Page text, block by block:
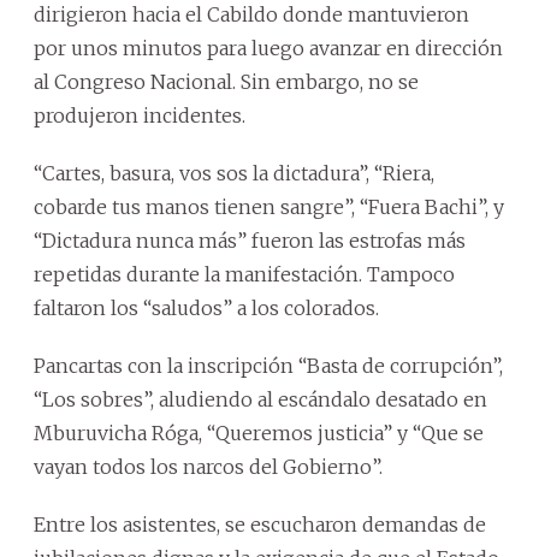
dirigieron hacia el Cabildo donde mantuvieron
por unos minutos para luego avanzar en dirección
al Congreso Nacional. Sin embargo, no se
produjeron incidentes.
“Cartes, basura, vos sos la dictadura”, “Riera,
cobarde tus manos tienen sangre”, “Fuera Bachi”, y
“Dictadura nunca más” fueron las estrofas más
repetidas durante la manifestación. Tampoco
faltaron los “saludos” a los colorados.
Pancartas con la inscripción “Basta de corrupción”,
“Los sobres”, aludiendo al escándalo desatado en
Mburuvicha Róga, “Queremos justicia” y “Que se
vayan todos los narcos del Gobierno”.
Entre los asistentes, se escucharon demandas de